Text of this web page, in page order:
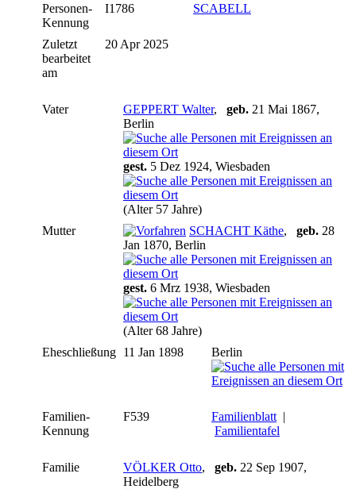
Personen-
Kennung
I1786 SCABELL
Zuletzt
bearbeitet
am
20 Apr 2025
Vater GEPPERT Walter, geb. 21 Mai 1867,
Berlin
gest. 5 Dez 1924, Wiesbaden
(Alter 57 Jahre)
Mutter
SCHACHT Käthe, geb. 28
Jan 1870, Berlin
gest. 6 Mrz 1938, Wiesbaden
(Alter 68 Jahre)
Eheschließung 11 Jan 1898 Berlin
Familien-
Kennung
F539 Familienblatt |
Familientafel
Familie VÖLKER Otto, geb. 22 Sep 1907,
Heidelberg